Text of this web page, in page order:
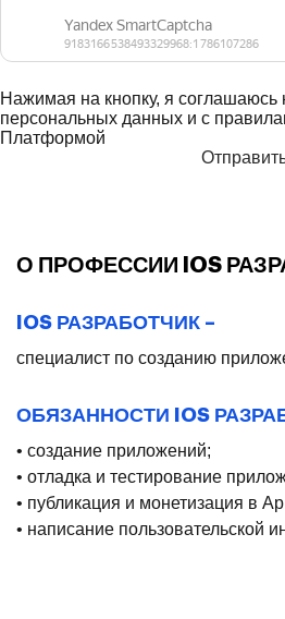
Нажимая на кнопку, я соглашаюсь
персональных данных и с
Платформой
О ПРОФЕССИИ IOS
IOS РАЗРАБОТЧИК –
специалист по созданию
ОБЯЗАННОСТИ IOS
• создание приложений;
• отладка и тестирование
• публикация и монетизация в
• написание пользовательской